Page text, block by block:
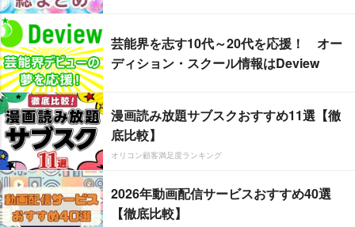
芸能界を志す10代～20代を応援！ オー
ディション・スクール情報はDeview
漫画読み放題サブスクおすすめ11選【徹
底比較】
オリコン顧客満足度ランキング
2026年動画配信サービスおすすめ40選
【徹底比較】